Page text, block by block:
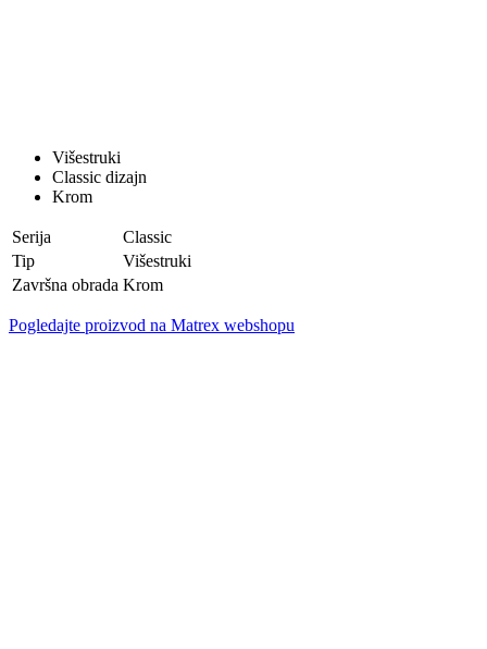
Višestruki
Classic dizajn
Krom
Serija
Classic
Tip
Višestruki
Završna obrada Krom
Pogledajte proizvod na Matrex webshopu